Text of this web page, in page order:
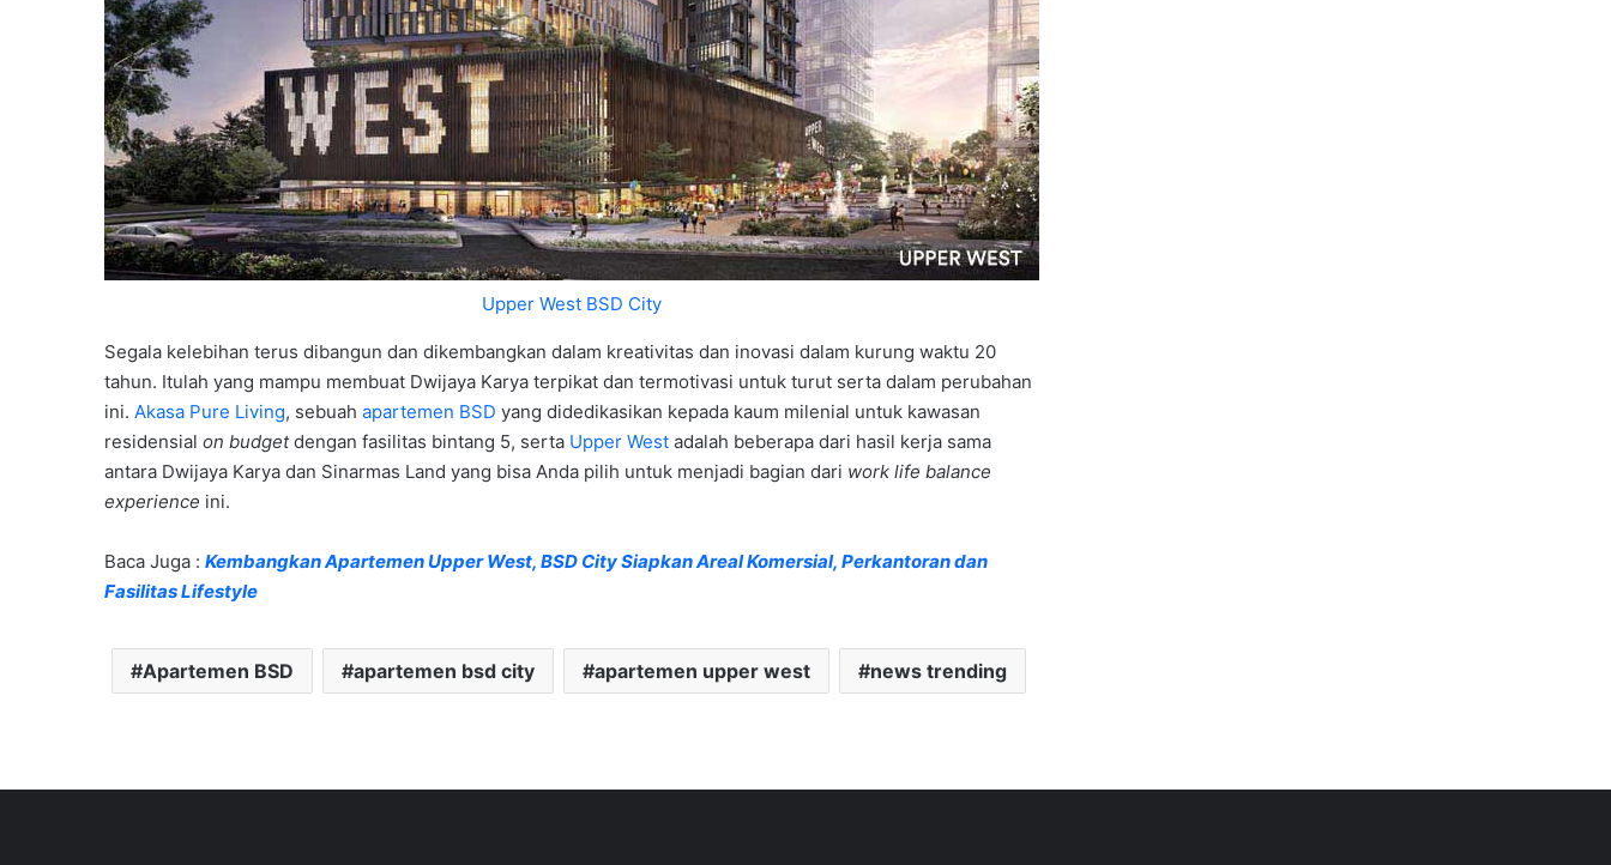
Upper West BSD City
Segala kelebihan terus dibangun dan dikembangkan dalam kreativitas dan inovasi dalam kurung waktu 20
tahun. Itulah yang mampu membuat Dwijaya Karya terpikat dan termotivasi untuk turut serta dalam perubahan
ini. Akasa Pure Living, sebuah apartemen BSD yang didedikasikan kepada kaum milenial untuk kawasan
residensial on budgetdengan fasilitas bintang 5, serta Upper West adalah beberapa dari hasil kerja sama
antara Dwijaya Karya dan Sinarmas Land yang bisa Anda pilih untuk menjadi bagian dari work life balance
experience ini.
Baca Juga : Kembangkan Apartemen Upper West, BSD City Siapkan Areal Komersial, Perkantoran dan
Fasilitas Lifestyle
Apartemen BSD apartemen bsd city apartemen upper west news trending